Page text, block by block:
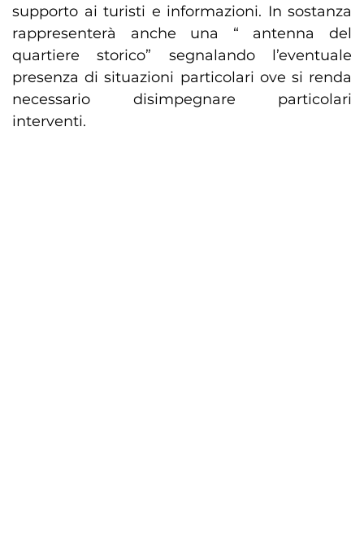
supporto ai turisti e informazioni. In sostanza
rappresenterà anche una “ antenna del
quartiere storico” segnalando l’eventuale
presenza di situazioni particolari ove si renda
necessario disimpegnare particolari
interventi.